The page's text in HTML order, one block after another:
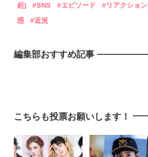
起)
SNS エピソード リアクション
惑
近況
編集部おすすめ記事
こちらも投票お願いします！